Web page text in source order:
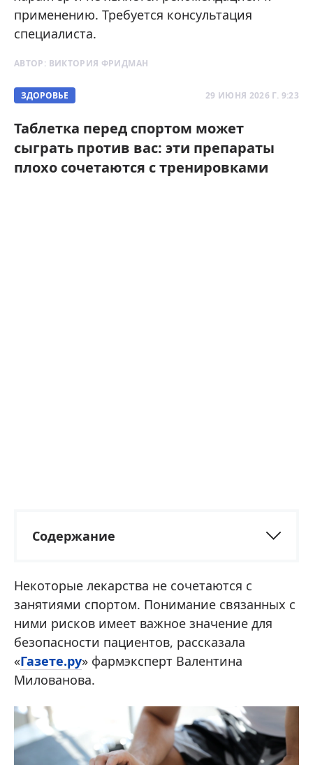
применению. Требуется консультация
специалиста.
АВТОР: ВИКТОРИЯ ФРИДМАН
ЗДОРОВЬЕ 29 ИЮНЯ 2026 Г. 9:23
Таблетка перед спортом может
сыграть против вас: эти препараты
плохо сочетаются с тренировками
Содержание
Некоторые лекарства не сочетаются с
занятиями спортом. Понимание связанных с
ними рисков имеет важное значение для
безопасности пациентов, рассказала
«Газете.ру» фармэксперт Валентина
Милованова.